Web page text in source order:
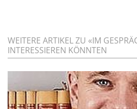
WEITERE ARTIKEL ZU «IM
INTERESSIEREN KÖNNTEN